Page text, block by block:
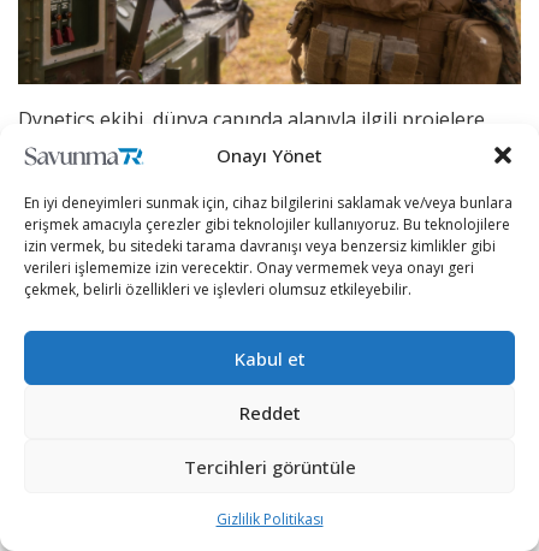
Onayı Yönet
En iyi deneyimleri sunmak için, cihaz bilgilerini saklamak ve/veya bunlara
erişmek amacıyla çerezler gibi teknolojiler kullanıyoruz. Bu teknolojilere
izin vermek, bu sitedeki tarama davranışı veya benzersiz kimlikler gibi
verileri işlememize izin verecektir. Onay vermemek veya onayı geri
çekmek, belirli özellikleri ve işlevleri olumsuz etkileyebilir.
Kabul et
Reddet
Tercihleri görüntüle
Gizlilik Politikası
Dynetics ekibi, dünya çapında alanıyla ilgili projelere
imza atmış, uygulamalı bilim ve bilgi teknolojisi şirketi
yetkilileri, Dynetics’in 1,65 milyar ABD Doları
karşılığında satın alındığını duyurdu. Artık Leidos’un bir
ekibi olan Dynetics; istihbarat, havacılık, uzay ve
otomotiv sektöründe faaliyetlerine devam ediyor.
Leidos Dynetics’in silah teknolojisi operasyon müdürü
Larry Barisciano; kapsamlı bir AR-GE süreci akabinde,
projenin önemli bir programa dönüştürülmesinden
ABD Deniz Piyadeleri için radar geliştirmeye, üretmeye
ve konuşlandırmaya hazır olduğunu vurguladı.